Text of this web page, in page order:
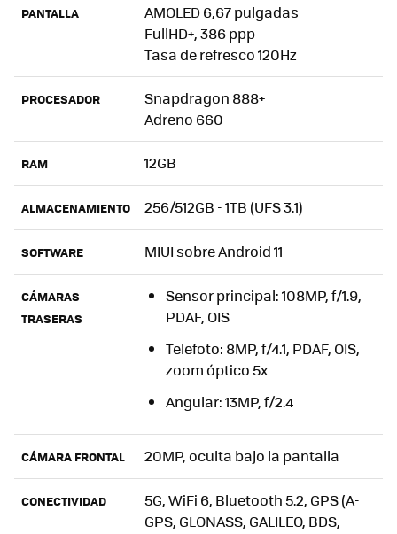
PANTALLA
AMOLED 6,67 pulgadas
FullHD+, 386 ppp
Tasa de refresco 120Hz
PROCESADOR
Snapdragon 888+
Adreno 660
RAM 12GB
ALMACENAMIENTO 256/512GB - 1TB (UFS 3.1)
SOFTWARE MIUI sobre Android 11
CÁMARAS
TRASERAS
Sensor principal: 108MP, f/1.9,
PDAF, OIS
Telefoto: 8MP, f/4.1, PDAF, OIS,
zoom óptico 5x
Angular: 13MP, f/2.4
CÁMARA FRONTAL 20MP, oculta bajo la pantalla
CONECTIVIDAD
5G, WiFi 6, Bluetooth 5.2, GPS (A-
GPS, GLONASS, GALILEO, BDS,